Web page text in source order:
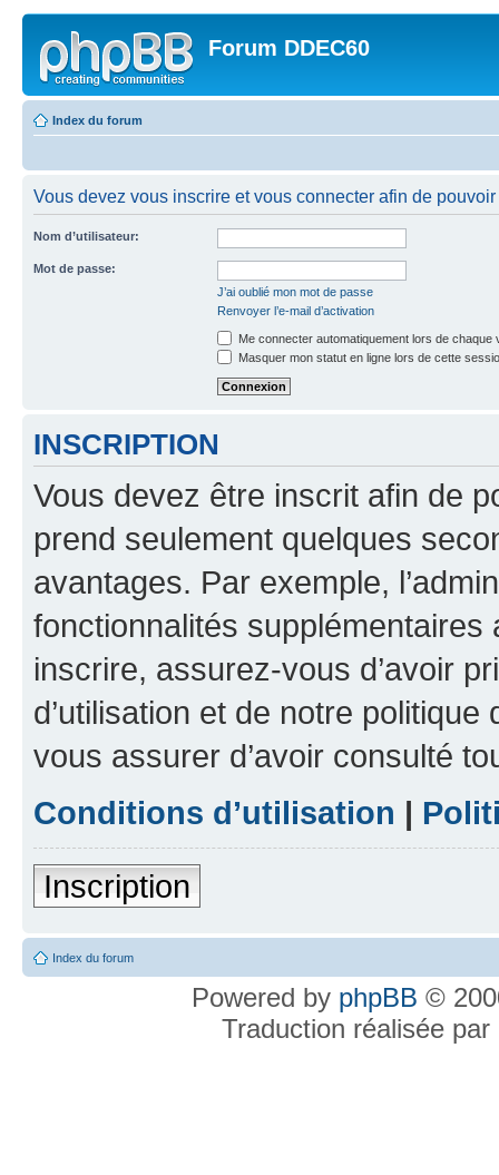
Forum DDEC60
Index du forum
Vous devez vous inscrire et vous connecter afin de
Nom d’utilisateur:
Mot de passe:
J’ai oublié mon mot de passe
Renvoyer l’e-mail d’activation
Me connecter automatiquement lors de chaque
Masquer mon statut en ligne lors de cette
INSCRIPTION
Vous devez être inscrit afin de
prend seulement quelques
avantages. Par exemple,
fonctionnalités
inscrire, assurez-vous d’avoir
d’utilisation et de notre
vous assurer d’avoir consulté
Conditions d’utilisation |
Inscription
Index du forum
Powered by phpBB ©
Traduction réalisée par